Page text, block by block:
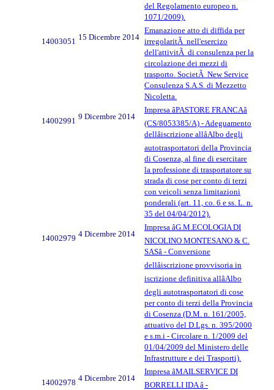
del Regolamento europeo n.
1071/2009).
14003051 15 Dicembre 2014
Emanazione atto di diffida per
irregolaritÃ nell'esercizo
dell'attivitÃ di consulenza per la
circolazione dei mezzi di
trasporto. SocietÃ New Service
Consulenza S.A.S. di Mezzetto
Nicoletta.
14002991 9 Dicembre 2014
Impresa âPASTORE FRANCAâ
(CS/8053385/A) - Adeguamento
dellâiscrizione allâAlbo degli
autotrasportatori della Provincia
di Cosenza, al fine di esercitare
la professione di trasportatore su
strada di cose per conto di terzi
con veicoli senza limitazioni
ponderali (art. 11, co. 6 e ss. L. n.
35 del 04/04/2012).
14002979 4 Dicembre 2014
Impresa âG.M.ECOLOGIA DI
NICOLINO MONTESANO & C.
SASâ - Conversione
dellâiscrizione provvisoria in
iscrizione definitiva allâAlbo
degli autotrasportatori di cose
per conto di terzi della Provincia
di Cosenza (D.M. n. 161/2005,
attuativo del D.Lgs. n. 395/2000
e s.m.i - Circolare n. 1/2009 del
01/04/2009 del Ministero delle
Infrastrutture e dei Trasporti).
14002978 4 Dicembre 2014
Impresa âMAILSERVICE DI
BORRELLI IDA â -